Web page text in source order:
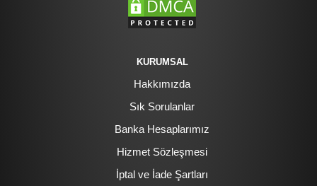
KURUMSAL
Hakkımızda
Sık Sorulanlar
Banka Hesaplarımız
Hizmet Sözleşmesi
İptal ve İade Şartları